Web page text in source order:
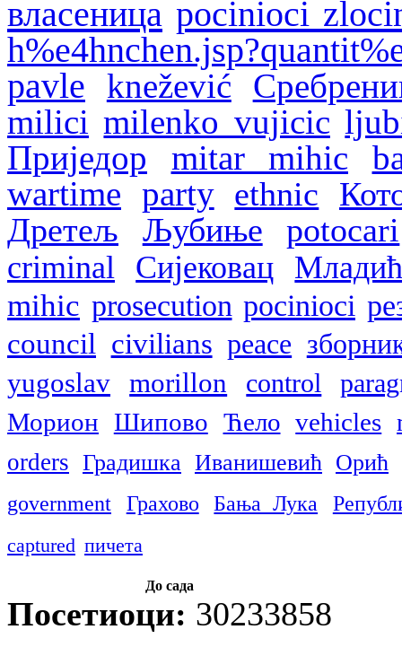
власеница pocinioci
pavle knežević
milici milenko vujicic
Приједор
mitar mihic
wartime party ethnic
Дретељ
Љубиње potocari
criminal Сијековац
mihic prosecution pocinioci
council civilians peace
yugoslav
morillon control
Морион Шипово Ћело vehicles
orders Градишка Иванишевић Орић
government Грахово Бања Лука
captured пичета
До сада
Посетиоци: 30233858